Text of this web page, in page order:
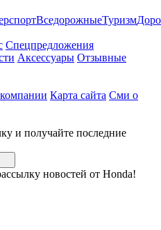
ВседорожныеТуризм
Спецпредложения
Аксессуары Отзывные
Карта сайта Сми о
и получайте последние
новостей от Honda!